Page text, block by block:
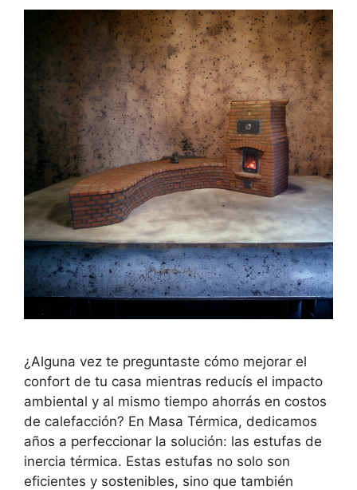
¿Alguna vez te preguntaste cómo mejorar el
confort de tu casa mientras reducís el impacto
ambiental y al mismo tiempo ahorrás en costos
de calefacción? En Masa Térmica, dedicamos
años a perfeccionar la solución: las estufas de
inercia térmica. Estas estufas no solo son
eficientes y sostenibles, sino que también